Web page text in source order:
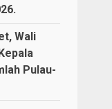
Wali
Pulau-